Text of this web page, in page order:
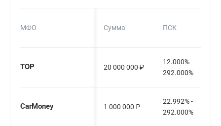
МФО Сумма ПСК
ТОР 20 000 000 ₽
12.000% -
292.000%
CarMoney 1 000 000 ₽
22.992% -
292.000%